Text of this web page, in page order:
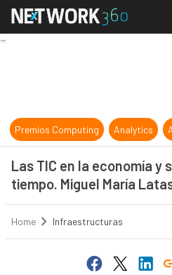
Las TIC
Premios Computing Analytics
Las TIC en la economía y
tiempo. Miguel María
Home Infraestructuras